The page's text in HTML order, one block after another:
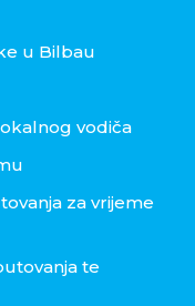
u Bilbau
vodiča
za vrijeme
te